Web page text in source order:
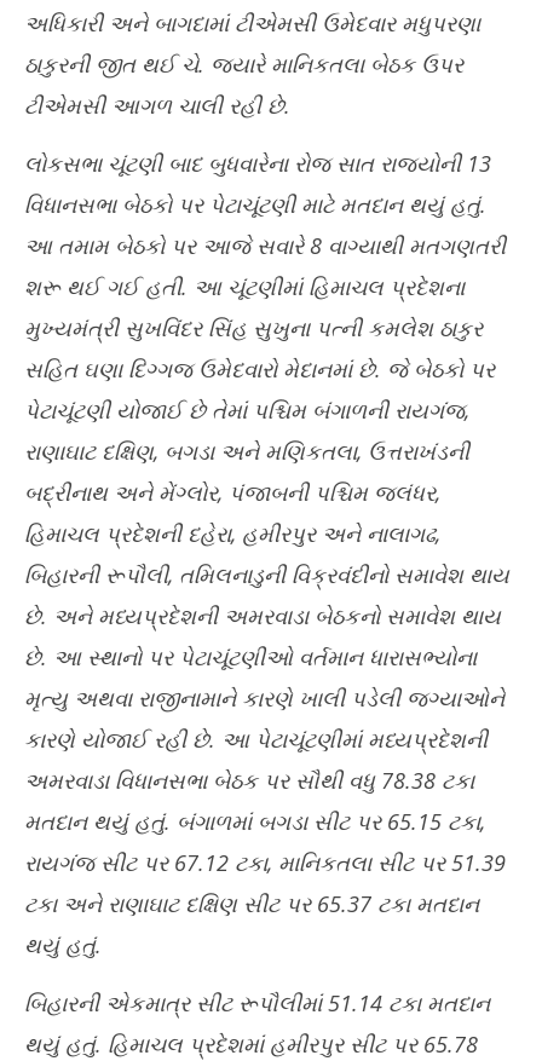
અધિકારી અને બાગદામાં ટીએમસી ઉમેદવાર મધુપરણા
ઠાકુરની જીત થઈ ચે. જ્યારે માનિકતલા બેઠક ઉપર
ટીએમસી આગળ ચાલી રહી છે.
લોકસભા ચૂંટણી બાદ બુધવારેના રોજ સાત રાજ્યોની 13
વિધાનસભા બેઠકો પર પેટાચૂંટણી માટે મતદાન થયું હતું.
આ તમામ બેઠકો પર આજે સવારે 8 વાગ્યાથી મતગણતરી
શરૂ થઈ ગઈ હતી. આ ચૂંટણીમાં હિમાચલ પ્રદેશના
મુખ્યમંત્રી સુખવિંદર સિંહ સુખુના પત્ની કમલેશ ઠાકુર
સહિત ઘણા દિગ્ગજ ઉમેદવારો મેદાનમાં છે. જે બેઠકો પર
પેટાચૂંટણી યોજાઈ છે તેમાં પશ્ચિમ બંગાળની રાયગંજ,
રાણાઘાટ દક્ષિણ, બગડા અને મણિકતલા, ઉત્તરાખંડની
બદ્રીનાથ અને મેંગ્લોર, પંજાબની પશ્ચિમ જલંધર,
હિમાચલ પ્રદેશની દહેરા, હમીરપુર અને નાલાગઢ,
બિહારની રૂપૌલી, તમિલનાડુની વિક્રવંદીનો સમાવેશ થાય
છે. અને મધ્યપ્રદેશની અમરવાડા બેઠકનો સમાવેશ થાય
છે. આ સ્થાનો પર પેટાચૂંટણીઓ વર્તમાન ધારાસભ્યોના
મૃત્યુ અથવા રાજીનામાને કારણે ખાલી પડેલી જગ્યાઓને
કારણે યોજાઈ રહી છે. આ પેટાચૂંટણીમાં મધ્યપ્રદેશની
અમરવાડા વિધાનસભા બેઠક પર સૌથી વધુ 78.38 ટકા
મતદાન થયું હતું. બંગાળમાં બગડા સીટ પર 65.15 ટકા,
રાયગંજ સીટ પર 67.12 ટકા, માનિકતલા સીટ પર 51.39
ટકા અને રાણાઘાટ દક્ષિણ સીટ પર 65.37 ટકા મતદાન
થયું હતું.
બિહારની એકમાત્ર સીટ રૂપૌલીમાં 51.14 ટકા મતદાન
થયું હતું. હિમાચલ પ્રદેશમાં હમીરપુર સીટ પર 65.78